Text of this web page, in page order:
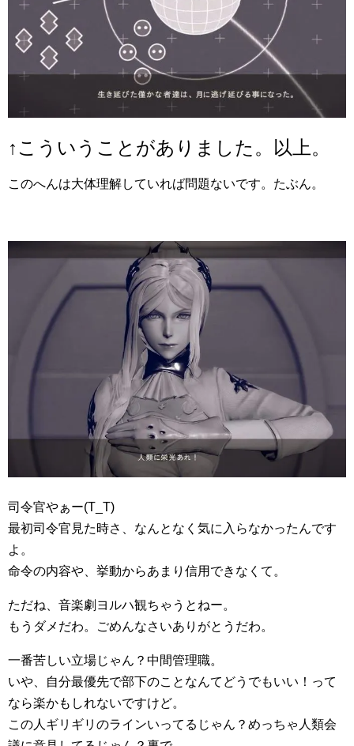
↑こういうことがありました。以上。
このへんは大体理解していれば問題ないです。たぶん。
司令官やぁー(T_T)
最初司令官見た時さ、なんとなく気に入らなかったんです
よ。
命令の内容や、挙動からあまり信用できなくて。
ただね、音楽劇ヨルハ観ちゃうとねー。
もうダメだわ。ごめんなさいありがとうだわ。
一番苦しい立場じゃん？中間管理職。
いや、自分最優先で部下のことなんてどうでもいい！って
なら楽かもしれないですけど。
この人ギリギリのラインいってるじゃん？めっちゃ人類会